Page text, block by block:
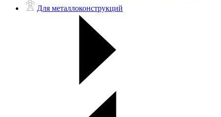
Для металлоконструкций